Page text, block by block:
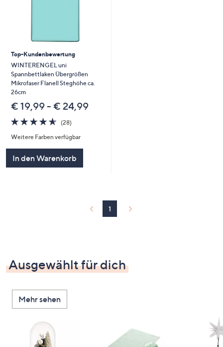
Top-Kundenbewertung
WINTERENGEL uni
Spannbettlaken Übergrößen
Mikrofaser Flanell Steghöhe ca.
26cm
€ 19,99 - € 24,99
4.5
von
5
(28)28
Weitere Farben verfügbar
In den Warenkorb
1
Ausgewählt für dich
Mehr sehen